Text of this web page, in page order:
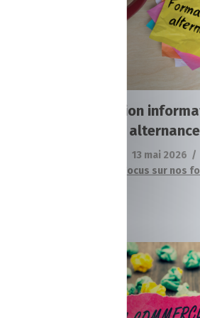
alternance
Focus sur
IIA
Formation
alternance
13 mai 2026
Focus sur nos
Formation commerce